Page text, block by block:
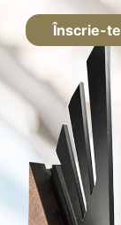
Înscrie-te